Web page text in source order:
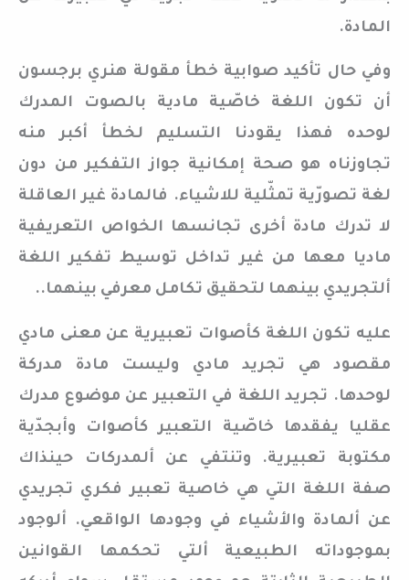
المادة.
وفي حال تأكيد صوابية خطأ مقولة هنري برجسون
أن تكون اللغة خاصّية مادية بالصوت المدرك
لوحده فهذا يقودنا التسليم لخطأ أكبر منه
تجاوزناه هو صحة إمكانية جواز التفكير من دون
لغة تصورّية تمثّلية للاشياء. فالمادة غير العاقلة
لا تدرك مادة أخرى تجانسها الخواص التعريفية
ماديا معها من غير تداخل توسيط تفكير اللغة
ألتجريدي بينهما لتحقيق تكامل معرفي بينهما..
عليه تكون اللغة كأصوات تعبيرية عن معنى مادي
مقصود هي تجريد مادي وليست مادة مدركة
لوحدها. تجريد اللغة في التعبير عن موضوع مدرك
عقليا يفقدها خاصّية التعبير كأصوات وأبجدّية
مكتوبة تعبيرية. وتنتفي عن ألمدركات حينذاك
صفة اللغة التي هي خاصية تعبير فكري تجريدي
عن ألمادة والأشياء في وجودها الواقعي. ألوجود
بموجوداته الطبيعية ألتي تحكمها القوانين